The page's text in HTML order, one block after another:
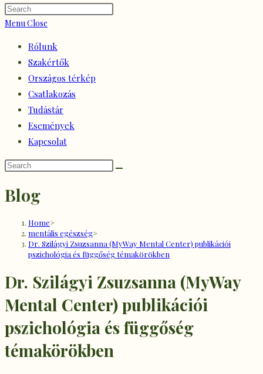
MenuClose
Rólunk
Szakértők
Országos térkép
Csatlakozás
Tudástár
Események
Kapcsolat
Blog
Home>
mentális egészség>
Dr. Szilágyi Zsuzsanna (MyWay Mental Center) publikációi
pszichológia és függőség témakörökben
Dr. Szilágyi Zsuzsanna (MyWay
Mental Center) publikációi
pszichológia és függőség
témakörökben